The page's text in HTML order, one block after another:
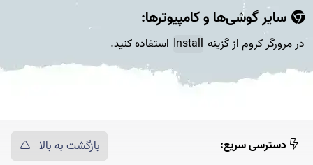
سایر گوشی‌ها و کامپیوتر‌ها:
در مرورگر کروم از گزینه Install استفاده کنید.
دسترسی سریع: بازگشت به بالا